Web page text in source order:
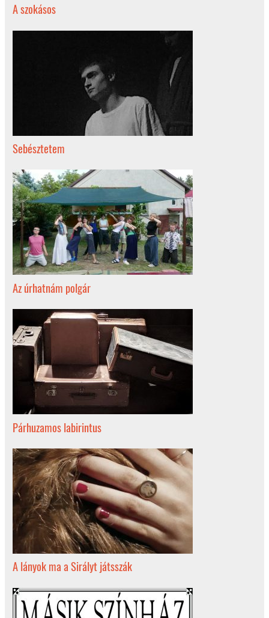
A szokásos
Sebésztetem
Az úrhatnám polgár
Párhuzamos labirintus
A lányok ma a Sirályt játsszák